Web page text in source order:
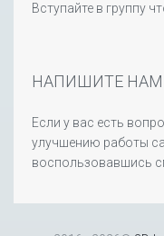
Вступайте в группу
НАПИШИТЕ НАМ
Если у вас есть
улучшению работы
воспользовавшись